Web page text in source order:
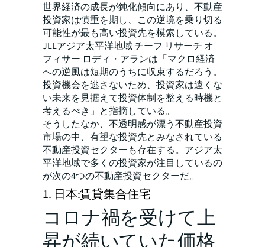
世界経済の成長が鈍化傾向にあり、不動産
投資家は慎重を期し、この逆境を乗り切る
可能性が最も高い投資先を模索している。
JLLアジア太平洋地域 チーフ リサーチ オ
フィサー ロディ・アランは「マクロ経済
への逆風は短期のうちに収束するだろう。
投資機会を逃さないため、投資家は遠くな
い未来を見据えて投資体制を整える時機と
考えるべき」と指摘している。
そうしたなか、不透明感が漂う不動産投資
市場の中、有望な投資先とみなされている
不動産投資セクターも存在する。アジア太
平洋地域で多くの投資家が注目しているの
が次の4つの不動産投資セクターだ。
1. 日本:賃貸集合住宅
コロナ禍を受けて上